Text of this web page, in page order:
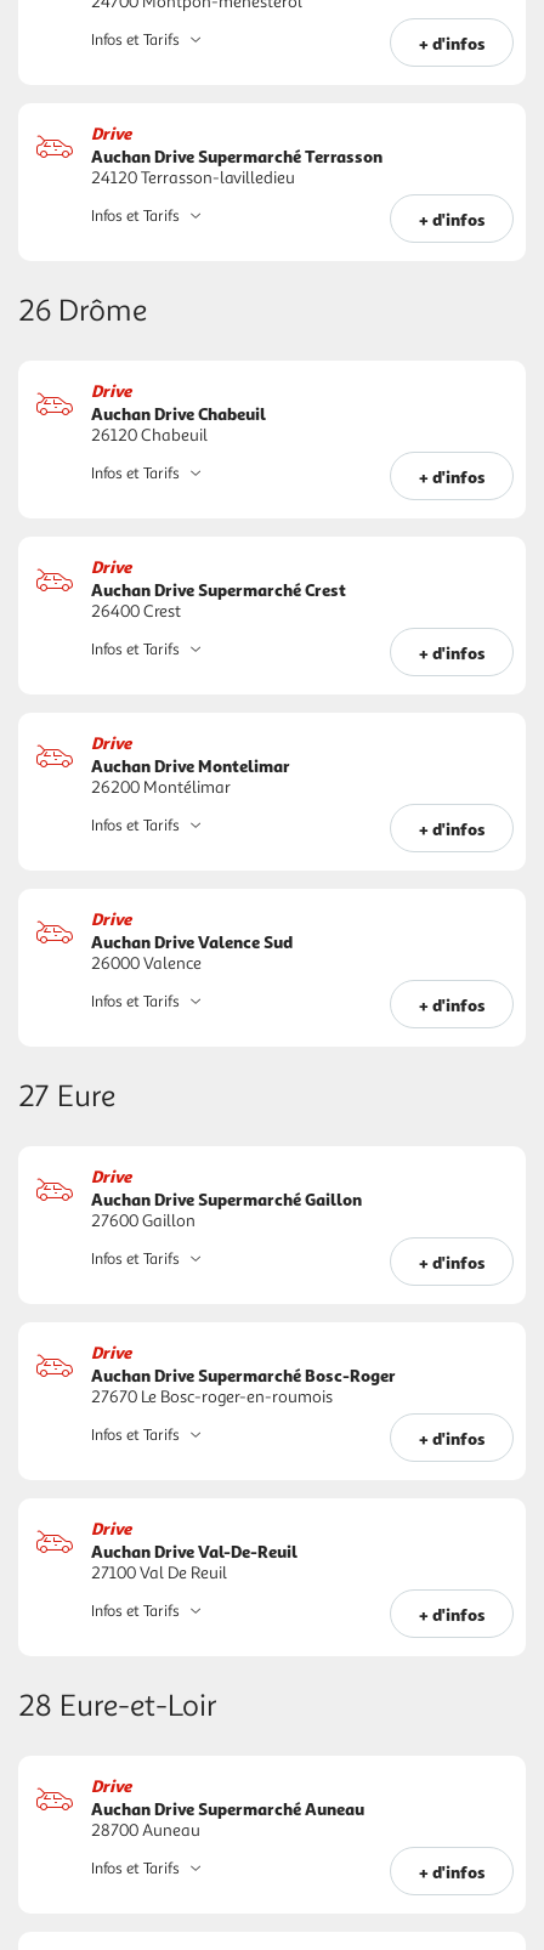
+ d'infos
Infos et Tarifs
Drive
Auchan Drive Supermarché Terrasson
24120 Terrasson-lavilledieu
+ d'infos
Infos et Tarifs
26 Drôme
Drive
Auchan Drive Chabeuil
26120 Chabeuil
+ d'infos
Infos et Tarifs
Drive
Auchan Drive Supermarché Crest
26400 Crest
+ d'infos
Infos et Tarifs
Drive
Auchan Drive Montelimar
26200 Montélimar
+ d'infos
Infos et Tarifs
Drive
Auchan Drive Valence Sud
26000 Valence
+ d'infos
Infos et Tarifs
27 Eure
Drive
Auchan Drive Supermarché Gaillon
27600 Gaillon
+ d'infos
Infos et Tarifs
Drive
Auchan Drive Supermarché Bosc-Roger
27670 Le Bosc-roger-en-roumois
+ d'infos
Infos et Tarifs
Drive
Auchan Drive Val-De-Reuil
27100 Val De Reuil
+ d'infos
Infos et Tarifs
28 Eure-et-Loir
Drive
Auchan Drive Supermarché Auneau
28700 Auneau
+ d'infos
Infos et Tarifs